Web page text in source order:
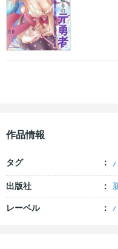
作品情報
タグ
出版社
レーベル